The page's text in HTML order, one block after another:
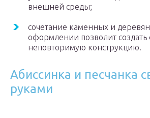
внешней среды;
сочетание каменных и
оформлении позволит
неповторимую конструкцию.
Абиссинка и песчанка
руками